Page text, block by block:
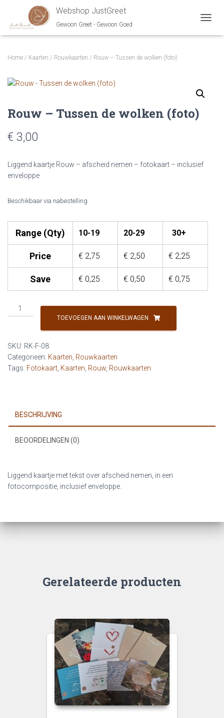
Webshop JustGreet
Gewoon Greet - Gewoon Goed
Home / Kaarten / Rouwkaarten / Rouw – Tussen de wolken (foto)
Rouw – Tussen de wolken (foto)
€ 3,00
Liggend kaartje Rouw – afscheid nemen – fotokaart – inclusief
enveloppe
Beschikbaar via nabestelling
Range (Qty) 10-19 20-29 30+
Price € 2,75 € 2,50 € 2,25
Save € 0,25 € 0,50 € 0,75
Rouw
-
wolken
(foto)
aantal
TOEVOEGEN AAN WINKELWAGEN
SKU: RK-F-08
Categorieën: Kaarten Rouwkaarten
Tags: Fotokaart Kaarten Rouw Rouwkaarten
BESCHRIJVING
BEOORDELINGEN (0)
Liggend kaartje met tekst over afscheid nemen, in een
fotocompositie, inclusief enveloppe.
Gerelateerde producten